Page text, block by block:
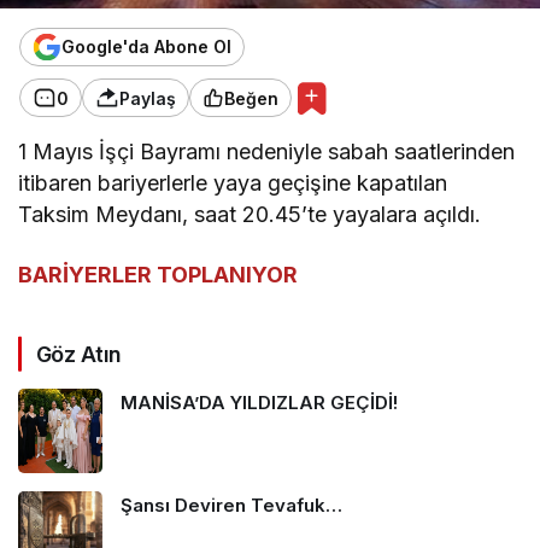
Google'da Abone Ol
0 Paylaş Beğen
1 Mayıs İşçi Bayramı nedeniyle sabah saatlerinden
itibaren bariyerlerle yaya geçişine kapatılan
Taksim Meydanı, saat 20.45’te yayalara açıldı.
BARİYERLER TOPLANIYOR
Göz Atın
MANİSA’DA YILDIZLAR GEÇİDİ!
Şansı Deviren Tevafuk…